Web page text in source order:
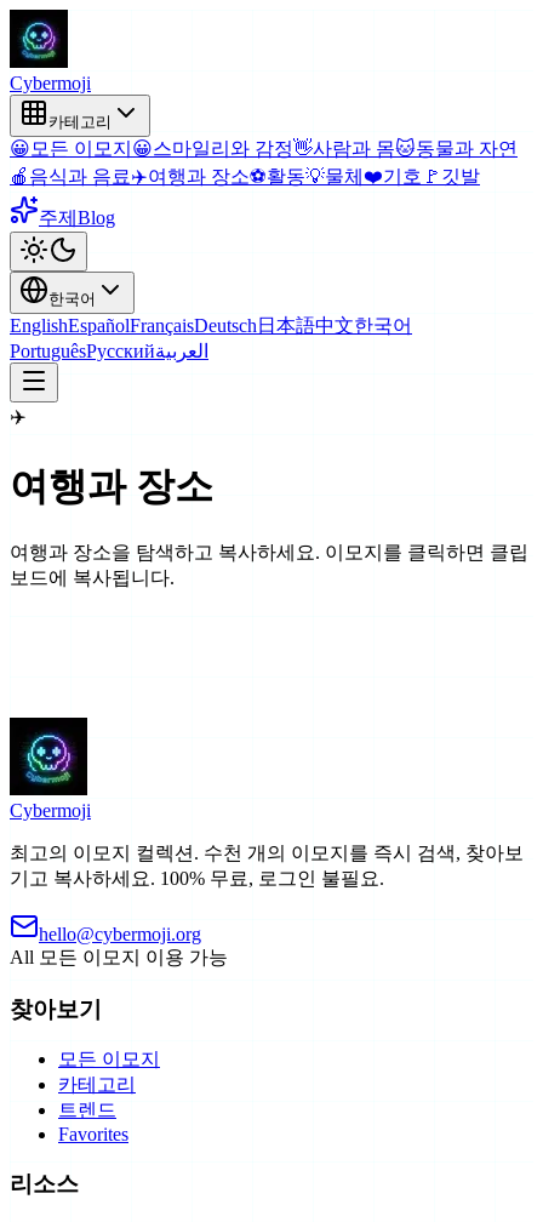
Cybermoji
카테고리
😀 모든 이모지 😀스마일리와 감정👋사람과 몸🐱동물과 자연
🍎 음식과 음료✈️여행과 장소⚽활동💡물체 ❤️기호 🚩 깃발
주제 Blog
한국어
EnglishEspañolFrançaisDeutsch 日本語中文한국어
PortuguêsРусскийالعربية
✈️
여행과 장소
여행과 장소을 탐색하고 복사하세요. 이모지를 클릭하면 클립
보드에 복사됩니다.
Cybermoji
최고의 이모지 컬렉션. 수천 개의 이모지를 즉시 검색, 찾아보
기고 복사하세요. 100% 무료, 로그인 불필요.
hello@cybermoji.org
All 모든 이모지 이용 가능
찾아보기
모든 이모지
카테고리
트렌드
Favorites
리소스